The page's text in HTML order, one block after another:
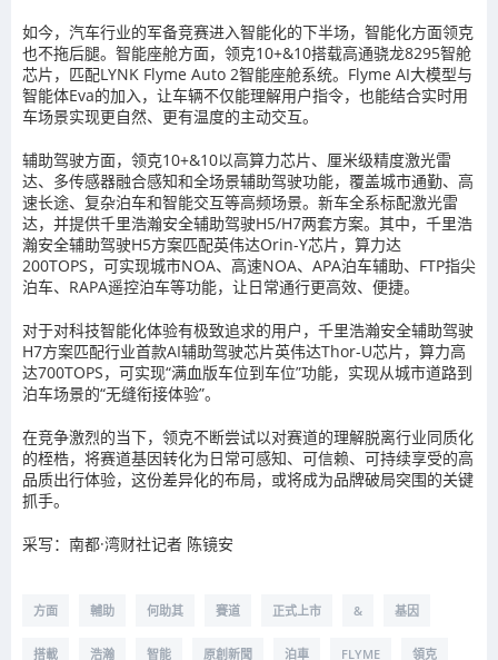
如今，汽车行业的军备竞赛进入智能化的下半场，智能化方面领克
也不拖后腿。智能座舱方面，领克10+&10搭载高通骁龙8295智舱
芯片，匹配LYNK Flyme Auto 2智能座舱系统。Flyme AI大模型与
智能体Eva的加入，让车辆不仅能理解用户指令，也能结合实时用
车场景实现更自然、更有温度的主动交互。
辅助驾驶方面，领克10+&10以高算力芯片、厘米级精度激光雷
达、多传感器融合感知和全场景辅助驾驶功能，覆盖城市通勤、高
速长途、复杂泊车和智能交互等高频场景。新车全系标配激光雷
达，并提供千里浩瀚安全辅助驾驶H5/H7两套方案。其中，千里浩
瀚安全辅助驾驶H5方案匹配英伟达Orin-Y芯片，算力达
200TOPS，可实现城市NOA、高速NOA、APA泊车辅助、FTP指尖
泊车、RAPA遥控泊车等功能，让日常通行更高效、便捷。
对于对科技智能化体验有极致追求的用户，千里浩瀚安全辅助驾驶
H7方案匹配行业首款AI辅助驾驶芯片英伟达Thor-U芯片，算力高
达700TOPS，可实现“满血版车位到车位”功能，实现从城市道路到
泊车场景的“无缝衔接体验”。
在竞争激烈的当下，领克不断尝试以对赛道的理解脱离行业同质化
的桎梏，将赛道基因转化为日常可感知、可信赖、可持续享受的高
品质出行体验，这份差异化的布局，或将成为品牌破局突围的关键
抓手。
采写：南都·湾财社记者 陈镜安
方面 輔助 何助其 賽道 正式上市 & 基因
搭載 浩瀚 智能 原創新聞 泊車 FLYME 領克